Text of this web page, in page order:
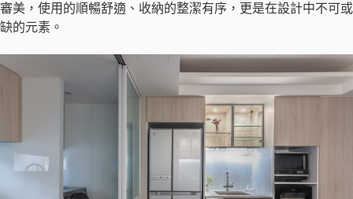
審美，使用的順暢舒適、收納的整潔有序，更是在設計中不可或
缺的元素。